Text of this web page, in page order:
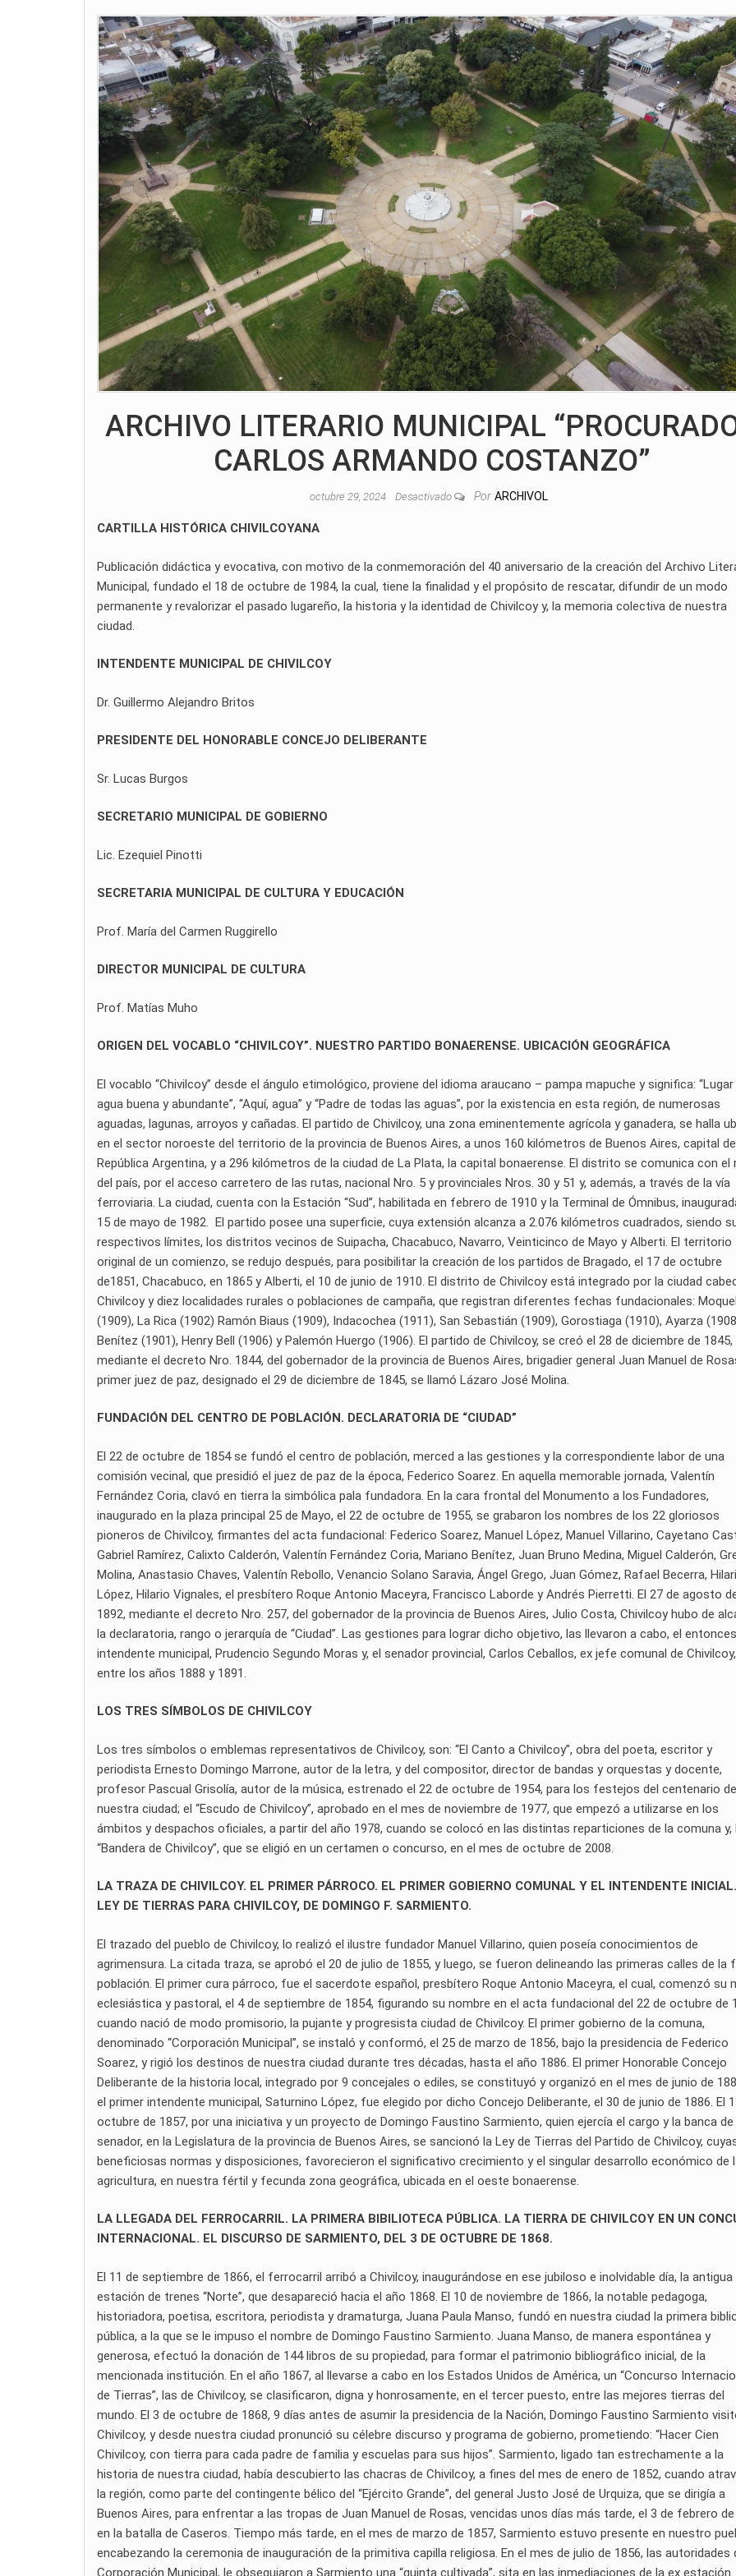
ARCHIVO LITERARIO MUNICIPAL
CARLOS ARMANDO COSTANZO”
octubre 29, 2024 Desactivado Por ARCHIVOL
CARTILLA HISTÓRICA CHIVILCOYANA
Publicación didáctica y evocativa, con motivo de la conmemoración del 40 aniversario de la creación del Archivo
Municipal, fundado el 18 de octubre de 1984, la cual, tiene la finalidad y el propósito de rescatar, difundir de un modo
permanente y revalorizar el pasado lugareño, la historia y la identidad de Chivilcoy y, la memoria colectiva de nuestra
ciudad.
INTENDENTE MUNICIPAL DE CHIVILCOY
Dr. Guillermo Alejandro Britos
PRESIDENTE DEL HONORABLE CONCEJO DELIBERANTE
Sr. Lucas Burgos
SECRETARIO MUNICIPAL DE GOBIERNO
Lic. Ezequiel Pinotti
SECRETARIA MUNICIPAL DE CULTURA Y EDUCACIÓN
Prof. María del Carmen Ruggirello
DIRECTOR MUNICIPAL DE CULTURA
Prof. Matías Muho
ORIGEN DEL VOCABLO “CHIVILCOY”. NUESTRO PARTIDO BONAERENSE. UBICACIÓN GEOGRÁFICA
El vocablo “Chivilcoy” desde el ángulo etimológico, proviene del idioma araucano – pampa mapuche y significa: “Lugar
agua buena y abundante”, “Aquí, agua” y “Padre de todas las aguas”, por la existencia en esta región, de numerosas
aguadas, lagunas, arroyos y cañadas. El partido de Chivilcoy, una zona eminentemente agrícola y ganadera, se halla
en el sector noroeste del territorio de la provincia de Buenos Aires, a unos 160 kilómetros de Buenos Aires, capital
República Argentina, y a 296 kilómetros de la ciudad de La Plata, la capital bonaerense. El distrito se comunica con el
del país, por el acceso carretero de las rutas, nacional Nro. 5 y provinciales Nros. 30 y 51 y, además, a través de la vía
ferroviaria. La ciudad, cuenta con la Estación “Sud”, habilitada en febrero de 1910 y la Terminal de Ómnibus,
15 de mayo de 1982. El partido posee una superficie, cuya extensión alcanza a 2.076 kilómetros cuadrados, siendo
respectivos límites, los distritos vecinos de Suipacha, Chacabuco, Navarro, Veinticinco de Mayo y Alberti. El territorio
original de un comienzo, se redujo después, para posibilitar la creación de los partidos de Bragado, el 17 de octubre
de1851, Chacabuco, en 1865 y Alberti, el 10 de junio de 1910. El distrito de Chivilcoy está integrado por la ciudad
Chivilcoy y diez localidades rurales o poblaciones de campaña, que registran diferentes fechas fundacionales:
(1909), La Rica (1902) Ramón Biaus (1909), Indacochea (1911), San Sebastián (1909), Gorostiaga (1910), Ayarza
Benítez (1901), Henry Bell (1906) y Palemón Huergo (1906). El partido de Chivilcoy, se creó el 28 de diciembre de 1845,
mediante el decreto Nro. 1844, del gobernador de la provincia de Buenos Aires, brigadier general Juan Manuel de
primer juez de paz, designado el 29 de diciembre de 1845, se llamó Lázaro José Molina.
FUNDACIÓN DEL CENTRO DE POBLACIÓN. DECLARATORIA DE “CIUDAD”
El 22 de octubre de 1854 se fundó el centro de población, merced a las gestiones y la correspondiente labor de una
comisión vecinal, que presidió el juez de paz de la época, Federico Soarez. En aquella memorable jornada, Valentín
Fernández Coria, clavó en tierra la simbólica pala fundadora. En la cara frontal del Monumento a los Fundadores,
inaugurado en la plaza principal 25 de Mayo, el 22 de octubre de 1955, se grabaron los nombres de los 22 gloriosos
pioneros de Chivilcoy, firmantes del acta fundacional: Federico Soarez, Manuel López, Manuel Villarino, Cayetano
Gabriel Ramírez, Calixto Calderón, Valentín Fernández Coria, Mariano Benítez, Juan Bruno Medina, Miguel Calderón,
Molina, Anastasio Chaves, Valentín Rebollo, Venancio Solano Saravia, Ángel Grego, Juan Gómez, Rafael Becerra,
López, Hilario Vignales, el presbítero Roque Antonio Maceyra, Francisco Laborde y Andrés Pierretti. El 27 de agosto
1892, mediante el decreto Nro. 257, del gobernador de la provincia de Buenos Aires, Julio Costa, Chivilcoy hubo de
la declaratoria, rango o jerarquía de “Ciudad”. Las gestiones para lograr dicho objetivo, las llevaron a cabo, el entonces
intendente municipal, Prudencio Segundo Moras y, el senador provincial, Carlos Ceballos, ex jefe comunal de Chivilcoy,
entre los años 1888 y 1891.
LOS TRES SÍMBOLOS DE CHIVILCOY
Los tres símbolos o emblemas representativos de Chivilcoy, son: “El Canto a Chivilcoy”, obra del poeta, escritor y
periodista Ernesto Domingo Marrone, autor de la letra, y del compositor, director de bandas y orquestas y docente,
profesor Pascual Grisolía, autor de la música, estrenado el 22 de octubre de 1954, para los festejos del centenario de
nuestra ciudad; el “Escudo de Chivilcoy”, aprobado en el mes de noviembre de 1977, que empezó a utilizarse en los
ámbitos y despachos oficiales, a partir del año 1978, cuando se colocó en las distintas reparticiones de la comuna y,
“Bandera de Chivilcoy”, que se eligió en un certamen o concurso, en el mes de octubre de 2008.
LA TRAZA DE CHIVILCOY. EL PRIMER PÁRROCO. EL PRIMER GOBIERNO COMUNAL Y EL INTENDENTE
LEY DE TIERRAS PARA CHIVILCOY, DE DOMINGO F. SARMIENTO.
El trazado del pueblo de Chivilcoy, lo realizó el ilustre fundador Manuel Villarino, quien poseía conocimientos de
agrimensura. La citada traza, se aprobó el 20 de julio de 1855, y luego, se fueron delineando las primeras calles de la
población. El primer cura párroco, fue el sacerdote español, presbítero Roque Antonio Maceyra, el cual, comenzó su
eclesiástica y pastoral, el 4 de septiembre de 1854, figurando su nombre en el acta fundacional del 22 de octubre de
cuando nació de modo promisorio, la pujante y progresista ciudad de Chivilcoy. El primer gobierno de la comuna,
denominado “Corporación Municipal”, se instaló y conformó, el 25 de marzo de 1856, bajo la presidencia de Federico
Soarez, y rigió los destinos de nuestra ciudad durante tres décadas, hasta el año 1886. El primer Honorable Concejo
Deliberante de la historia local, integrado por 9 concejales o ediles, se constituyó y organizó en el mes de junio de
el primer intendente municipal, Saturnino López, fue elegido por dicho Concejo Deliberante, el 30 de junio de 1886. El
octubre de 1857, por una iniciativa y un proyecto de Domingo Faustino Sarmiento, quien ejercía el cargo y la banca de
senador, en la Legislatura de la provincia de Buenos Aires, se sancionó la Ley de Tierras del Partido de Chivilcoy,
beneficiosas normas y disposiciones, favorecieron el significativo crecimiento y el singular desarrollo económico de
agricultura, en nuestra fértil y fecunda zona geográfica, ubicada en el oeste bonaerense.
LA LLEGADA DEL FERROCARRIL. LA PRIMERA BIBILIOTECA PÚBLICA. LA TIERRA DE CHIVILCOY EN UN
INTERNACIONAL. EL DISCURSO DE SARMIENTO, DEL 3 DE OCTUBRE DE 1868.
El 11 de septiembre de 1866, el ferrocarril arribó a Chivilcoy, inaugurándose en ese jubiloso e inolvidable día, la antigua
estación de trenes “Norte”, que desapareció hacia el año 1868. El 10 de noviembre de 1866, la notable pedagoga,
historiadora, poetisa, escritora, periodista y dramaturga, Juana Paula Manso, fundó en nuestra ciudad la primera
pública, a la que se le impuso el nombre de Domingo Faustino Sarmiento. Juana Manso, de manera espontánea y
generosa, efectuó la donación de 144 libros de su propiedad, para formar el patrimonio bibliográfico inicial, de la
mencionada institución. En el año 1867, al llevarse a cabo en los Estados Unidos de América, un “Concurso
de Tierras”, las de Chivilcoy, se clasificaron, digna y honrosamente, en el tercer puesto, entre las mejores tierras del
mundo. El 3 de octubre de 1868, 9 días antes de asumir la presidencia de la Nación, Domingo Faustino Sarmiento
Chivilcoy, y desde nuestra ciudad pronunció su célebre discurso y programa de gobierno, prometiendo: “Hacer Cien
Chivilcoy, con tierra para cada padre de familia y escuelas para sus hijos”. Sarmiento, ligado tan estrechamente a la
historia de nuestra ciudad, había descubierto las chacras de Chivilcoy, a fines del mes de enero de 1852, cuando
la región, como parte del contingente bélico del “Ejército Grande”, del general Justo José de Urquiza, que se dirigía a
Buenos Aires, para enfrentar a las tropas de Juan Manuel de Rosas, vencidas unos días más tarde, el 3 de febrero de
en la batalla de Caseros. Tiempo más tarde, en el mes de marzo de 1857, Sarmiento estuvo presente en nuestro
encabezando la ceremonia de inauguración de la primitiva capilla religiosa. En el mes de julio de 1856, las autoridades
Corporación Municipal, le obsequiaron a Sarmiento una “quinta cultivada”, sita en las inmediaciones de la ex estación